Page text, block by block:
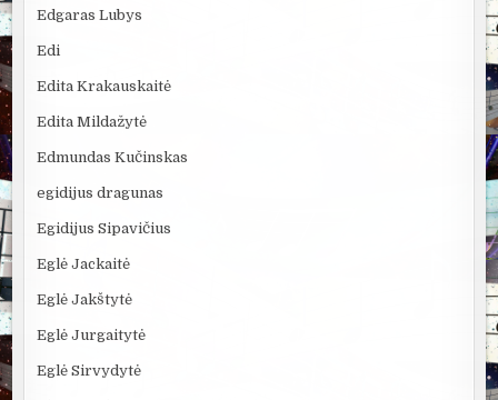
Edgaras Lubys
Edi
Edita Krakauskaitė
Edita Mildažytė
Edmundas Kučinskas
egidijus dragunas
Egidijus Sipavičius
Eglė Jackaitė
Eglė Jakštytė
Eglė Jurgaitytė
Eglė Sirvydytė